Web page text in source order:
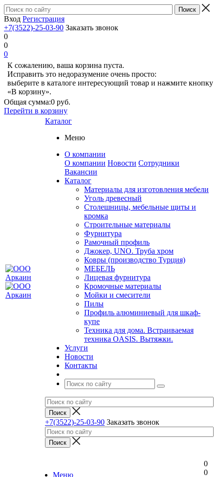
Вход Регистрация
+7(3522)-25-03-90 Заказать звонок
0
0
0
К сожалению, ваша корзина пуста.
Исправить это недоразумение очень просто:
выберите в каталоге интересующий товар и нажмите кнопку
«В корзину».
Общая сумма:0 руб.
Перейти в корзину
Каталог
Меню
О компании
О компании Новости Сотрудники
Вакансии
Каталог
Материалы для изготовления мебели
Уголь древесный
Столешницы, мебельные щиты и
кромка
Строительные материалы
Фурнитура
Рамочный профиль
Джокер, UNO. Труба хром
Ковры (производство Турция)
МЕБЕЛЬ
Лицевая фурнитура
Кромочные материалы
Мойки и смесители
Пилы
Профиль алюминиевый для шкаф-
купе
Техника для дома. Встраиваемая
техника OASIS. Вытяжки.
Услуги
Новости
Контакты
+7(3522)-25-03-90 Заказать звонок
Меню
0
0